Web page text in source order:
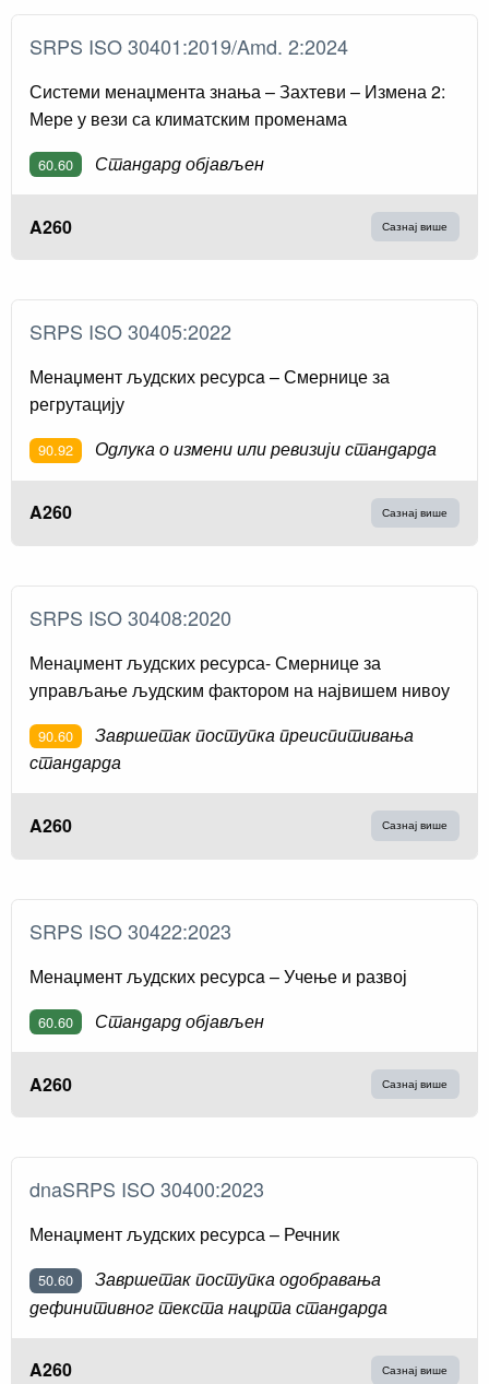
SRPS ISO 30401:2019/Amd. 2:2024
Системи менаџмента знања – Захтеви – Измена 2:
Мере у вези са климатским променама
60.60 Стандард објављен
A260 Сазнај више
SRPS ISO 30405:2022
Менаџмент људских ресурсa – Смернице за
регрутацију
90.92 Одлука о измени или ревизији стандарда
A260 Сазнај више
SRPS ISO 30408:2020
Менаџмент људских ресурса- Смернице за
управљање људским фактором на највишем нивоу
90.60
Завршетак поступка преиспитивања
стандарда
A260 Сазнај више
SRPS ISO 30422:2023
Менаџмент људских ресурсa – Учење и развој
60.60 Стандард објављен
A260 Сазнај више
dnaSRPS ISO 30400:2023
Менаџмент људских ресурса – Речник
50.60
Завршетак поступка одобравања
дефинитивног текста нацрта стандарда
A260 Сазнај више